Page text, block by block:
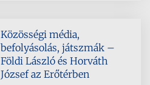
Közösségi média,
befolyásolás, játszmák –
Földi László és Horváth
József az Erőtérben